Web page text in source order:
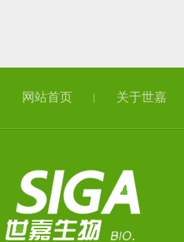
网站首页 关于世嘉